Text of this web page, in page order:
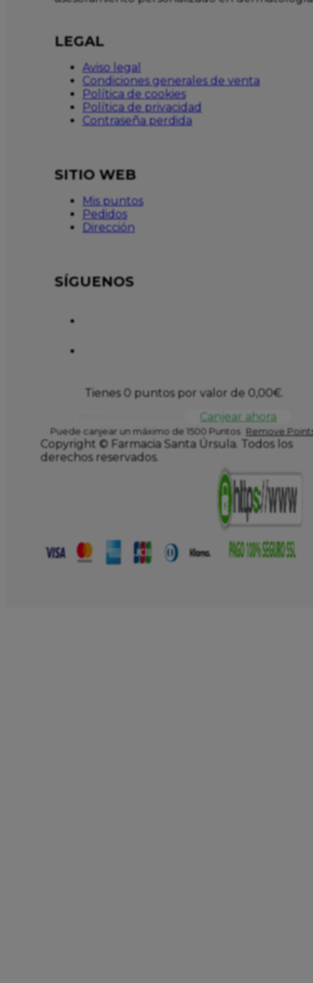
LEGAL
Aviso legal
Condiciones generales de venta
Política de cookies
Política de privacidad
Contraseña perdida
SITIO WEB
Mis puntos
Pedidos
Dirección
SÍGUENOS
Tienes 0 puntos por valor de 0,00€.
Canjear ahora
Puede canjear un máximo de 1500 Puntos Remove
Copyright © Farmacia Santa Úrsula. Todos los
derechos reservados.